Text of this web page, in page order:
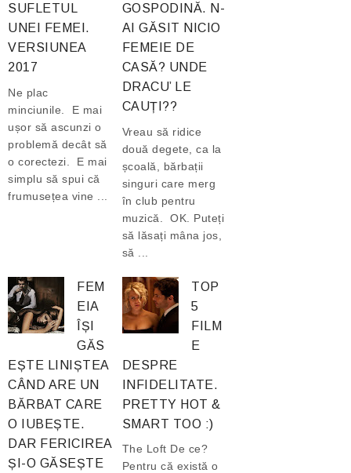
SUFLETUL
UNEI FEMEI.
VERSIUNEA
2017
Ne plac
minciunile. E mai
ușor să ascunzi o
problemă decât să
o corectezi. E mai
simplu să spui că
frumusețea vine ...
GOSPODINĂ. N-
AI GĂSIT NICIO
FEMEIE DE
CASĂ? UNDE
DRACU’ LE
CAUȚI??
Vreau să ridice
două degete, ca la
școală, bărbații
singuri care merg
în club pentru
muzică. OK. Puteți
să lăsați mâna jos,
să ...
FEM
EIA
ÎȘI
GĂS
EȘTE LINIȘTEA
CÂND ARE UN
BĂRBAT CARE
O IUBEȘTE.
DAR FERICIREA
ȘI-O GĂSEȘTE
TOP
5
FILM
E
DESPRE
INFIDELITATE.
PRETTY HOT &
SMART TOO :)
The Loft De ce?
Pentru că există o